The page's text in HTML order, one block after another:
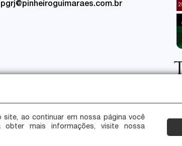
pgrj@pinheiroguimaraes.com.br
da Informação Certificações de Segurança e
ao continuar em nossa página você
obter mais informações, visite nossa